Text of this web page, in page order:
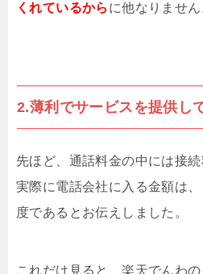
くれているから に他なりません
2.薄利でサービスを提供し
先ほど、通話料金の中には接続
実際に電話会社に入る金額は、
度であるとお伝えしました。
これだけ見ると、楽天でんわの